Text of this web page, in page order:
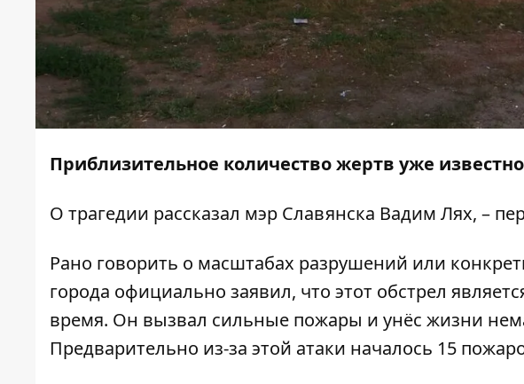
Приблизительное количество жертв уже
О трагедии рассказал мэр Славянска Вадим Лях, –
Рано говорить о масштабах разрушений или
города официально заявил, что этот обстрел
время. Он вызвал сильные пожары и унёс жизни
Предварительно из-за этой атаки началось 15